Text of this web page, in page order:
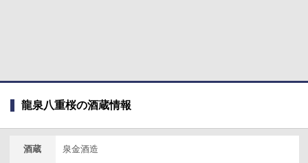
龍泉八重桜の酒蔵情報
酒蔵 泉金酒造